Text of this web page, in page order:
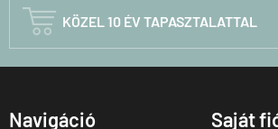
 KÖZEL 10 ÉV TAPASZTALATTAL
Navigáció Saját